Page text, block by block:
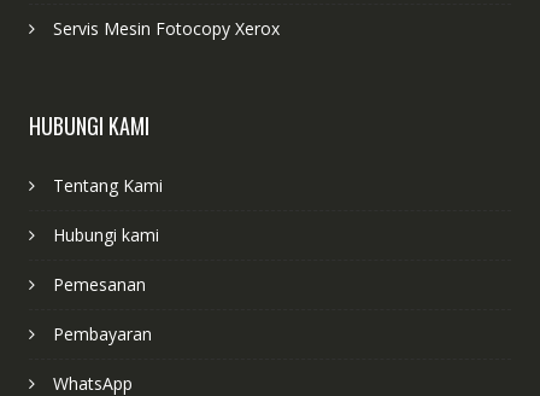
Servis Mesin Fotocopy Xerox
HUBUNGI KAMI
Tentang Kami
Hubungi kami
Pemesanan
Pembayaran
WhatsApp